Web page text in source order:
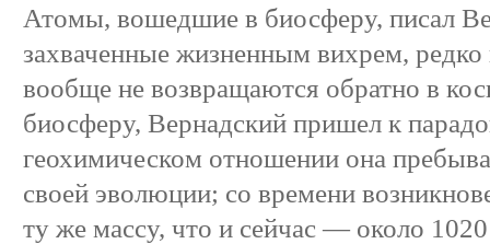
Атомы, вошедшие в биосферу, писал
захваченные жизненным вихрем,
вообще не возвращаются обратно в
биосферу, Вернадский пришел к
геохимическом отношении она
своей эволюции; со времени
ту же массу, что и сейчас — около